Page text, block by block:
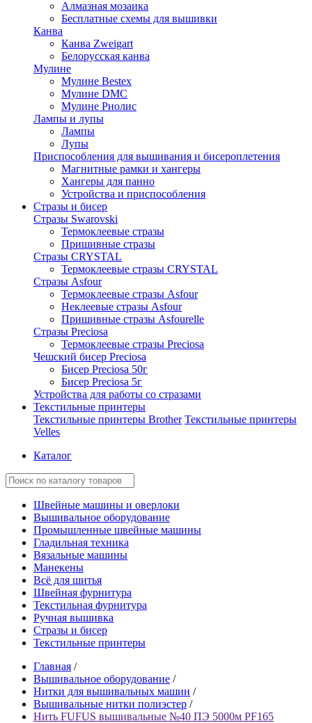
Алмазная мозаика
Бесплатные схемы для вышивки
Канва
Канва Zweigart
Белорусская канва
Мулине
Мулине Bestex
Мулине DMC
Мулине Риолис
Лампы и лупы
Лампы
Лупы
Приспособления для вышивания и бисероплетения
Магнитные рамки и хангеры
Хангеры для панно
Устройства и приспособления
Стразы и бисер
Стразы Swarovski
Термоклеевые стразы
Пришивные стразы
Стразы CRYSTAL
Термоклеевые стразы CRYSTAL
Стразы Asfour
Термоклеевые стразы Asfour
Неклеевые стразы Asfour
Пришивные стразы Asfourelle
Стразы Preciosa
Термоклеевые стразы Preciosa
Чешский бисер Preciosa
Бисер Preciosa 50г
Бисер Preciosa 5г
Устройства для работы со стразами
Текстильные принтеры
Текстильные принтеры Brother Текстильные принтеры
Velles
Каталог
Швейные машины и оверлоки
Вышивальное оборудование
Промышленные швейные машины
Гладильная техника
Вязальные машины
Манекены
Всё для шитья
Швейная фурнитура
Текстильная фурнитура
Ручная вышивка
Стразы и бисер
Текстильные принтеры
Главная /
Вышивальное оборудование /
Нитки для вышивальных машин /
Вышивальные нитки полиэстер /
Нить FUFUS вышивальные №40 ПЭ 5000м PF165